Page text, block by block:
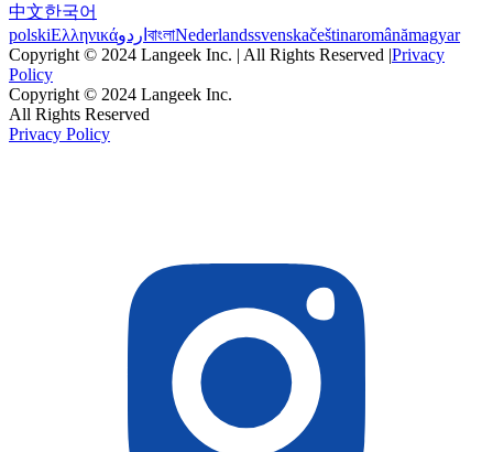
中文한국어
polskiΕλληνικάاردو বাংলাNederlandssvenskačeštinaromânămagyar
Copyright © 2024 Langeek Inc. | All Rights Reserved |Privacy
Policy
Copyright © 2024 Langeek Inc.
All Rights Reserved
Privacy Policy